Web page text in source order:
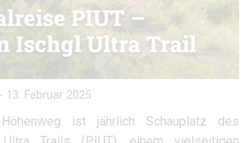
PIUT –
Ischgl Ultra Trail
- 13. Februar 2025
ist jährlich Schauplatz des